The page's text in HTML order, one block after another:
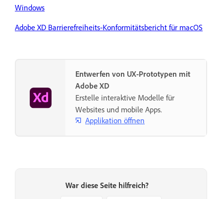
Windows
Adobe XD Barrierefreiheits-Konformitätsbericht für macOS
Entwerfen von UX-Prototypen mit
Adobe XD
Erstelle interaktive Modelle für
Websites und mobile Apps.
Applikation öffnen
War diese Seite hilfreich?